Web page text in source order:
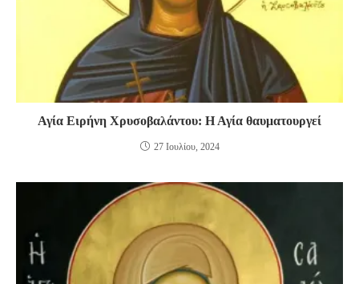
Αγία Ειρήνη Χρυσοβαλάντου: Η Αγία θαυματουργεί
27 Ιουλίου, 2024